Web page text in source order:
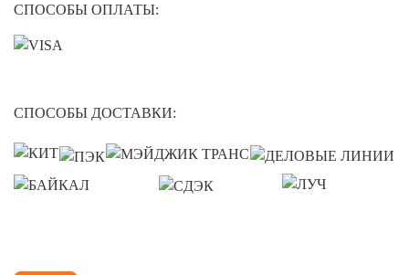
СПОСОБЫ ОПЛАТЫ:
СПОСОБЫ ДОСТАВКИ: